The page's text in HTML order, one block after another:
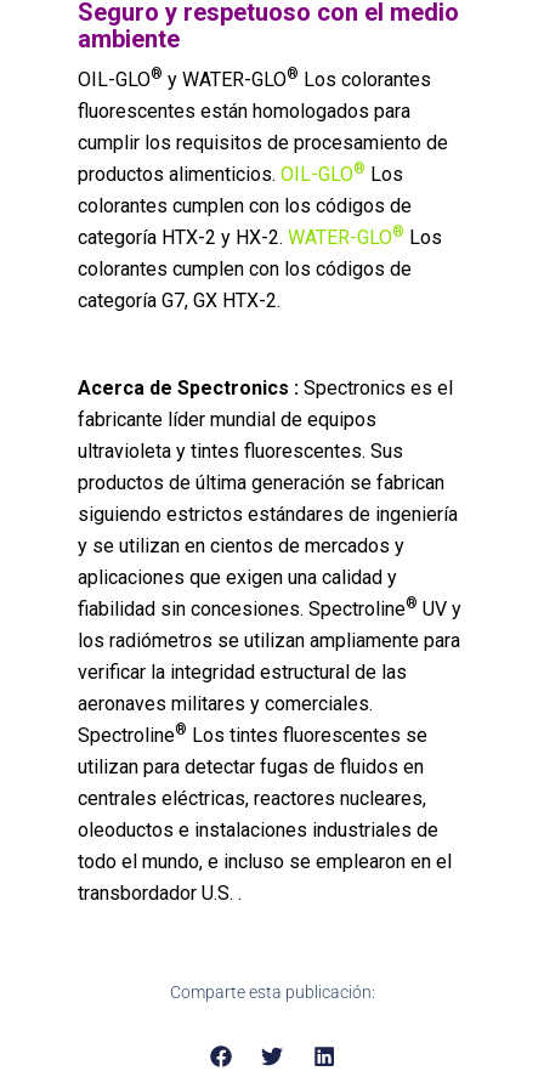
Seguro y respetuoso con el medio
ambiente
OIL-GLO® y WATER-GLO® Los colorantes
fluorescentes están homologados para
cumplir los requisitos de procesamiento de
productos alimenticios.OIL-GLO® Los
colorantes cumplen con los códigos de
categoría HTX-2 y HX-2.WATER-GLO® Los
colorantes cumplen con los códigos de
categoría G7, GX HTX-2.
Acerca de Spectronics : Spectronics es el
fabricante líder mundial de equipos
ultravioleta y tintes fluorescentes. Sus
productos de última generación se fabrican
siguiendo estrictos estándares de ingeniería
y se utilizan en cientos de mercados y
aplicaciones que exigen una calidad y
fiabilidad sin concesiones. Spectroline® UV y
los radiómetros se utilizan ampliamente para
verificar la integridad estructural de las
aeronaves militares y comerciales.
Spectroline® Los tintes fluorescentes se
utilizan para detectar fugas de fluidos en
centrales eléctricas, reactores nucleares,
oleoductos e instalaciones industriales de
todo el mundo, e incluso se emplearon en el
transbordador U.S. .
Comparte esta publicación: